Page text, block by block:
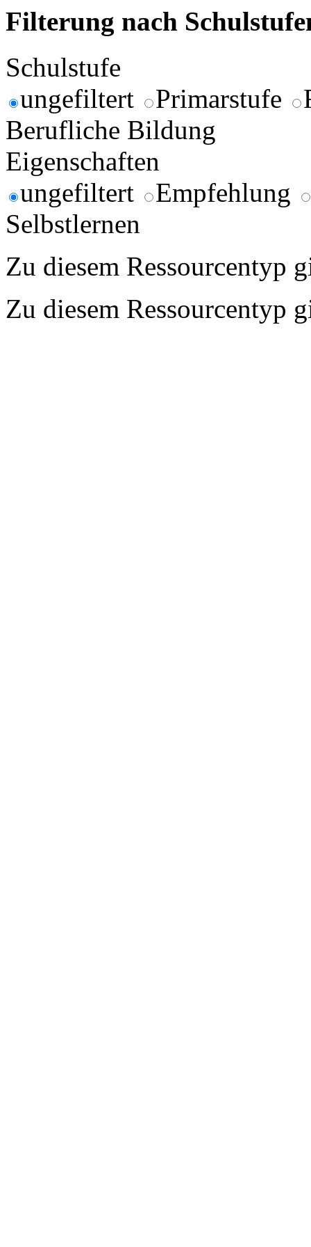
Filterung nach
Schulstufe
ungefiltert
Primarstufe
Berufliche Bildung
Eigenschaften
ungefiltert
Empfehlung
Selbstlernen
Zu diesem Ressourcentyp
Zu diesem Ressourcentyp